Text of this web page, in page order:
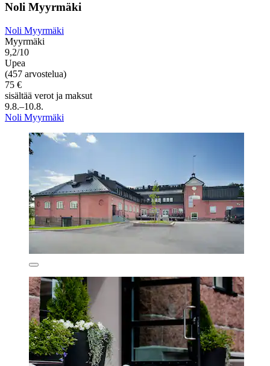
Noli Myyrmäki
Noli Myyrmäki
Myyrmäki
9,2/10
Upea
(457 arvostelua)
75 €
sisältää verot ja maksut
9.8.–10.8.
Noli Myyrmäki